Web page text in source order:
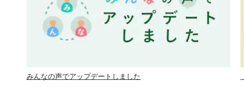
みんなの声でアップデートしました